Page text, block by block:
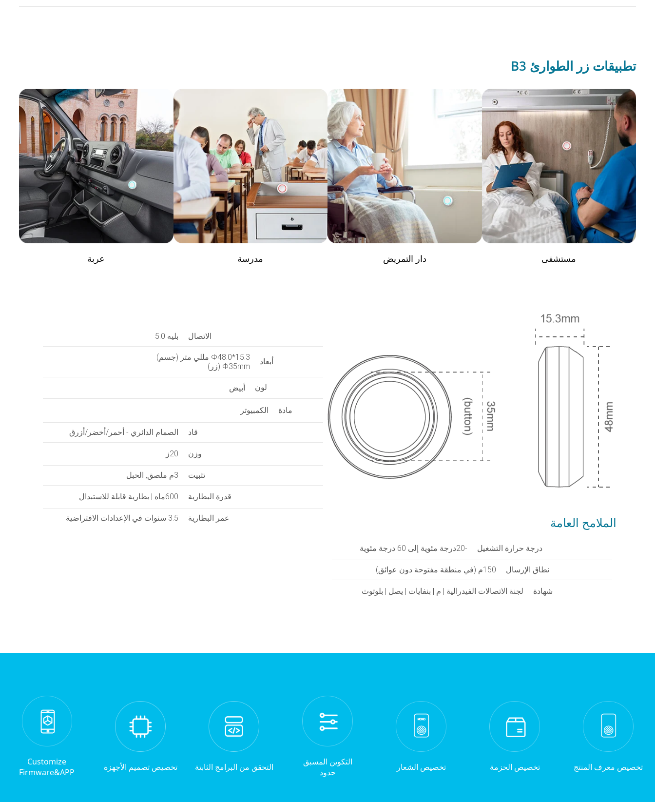
تطبيقات زر الطوارئ B3
عربة مدرسة دار التمريض مستشفى
الملامح العامة
درجة حرارة التشغيل -20درجة مئوية إلى 60 درجة مئوية
نطاق الإرسال 150م (في منطقة مفتوحة دون عوائق)
شهادة لجنة الاتصالات الفيدرالية | م | بنفايات | يصل | بلوتوث
الاتصال بليه 5.0
أبعاد
Φ48.0*15.3 مللي متر (جسم)
Φ35mm (زر)
لون أبيض
مادة الكمبيوتر
قاد الصمام الدائري - أحمر/أخضر/أزرق
وزن 20ز
تثبيت 3م ملصق, الحبل
قدرة البطارية 600ماه | بطارية قابلة للاستبدال
عمر البطارية 3.5 سنوات في الإعدادات الافتراضية
تخصيص معرف المنتج تخصيص الحزمة تخصيص الشعار
التكوين المسبق
حدود
التحقق من البرامج الثابتة تخصيص تصميم الأجهزة
Customize
Firmware&APP